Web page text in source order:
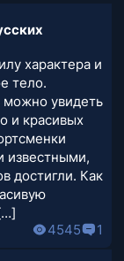
характера и
тело.
можно увидеть
и красивых
известными,
достигли. Как
4545 1